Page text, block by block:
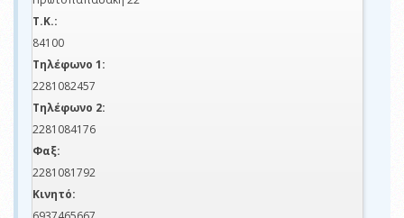
Τ.Κ.:
84100
Τηλέφωνο 1:
2281082457
Τηλέφωνο 2:
2281084176
Φαξ:
2281081792
Κινητό: